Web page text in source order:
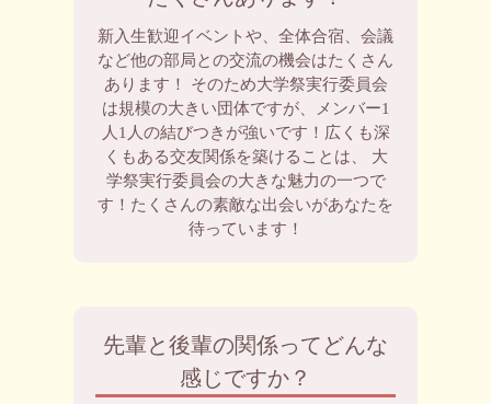
新入生歓迎イベントや、全体合宿、会議
など他の部局との交流の機会はたくさん
あります！ そのため大学祭実行委員会
は規模の大きい団体ですが、メンバー1
人1人の結びつきが強いです！広くも深
くもある交友関係を築けることは、 大
学祭実行委員会の大きな魅力の一つで
す！たくさんの素敵な出会いがあなたを
待っています！
先輩と後輩の関係ってどんな
感じですか？